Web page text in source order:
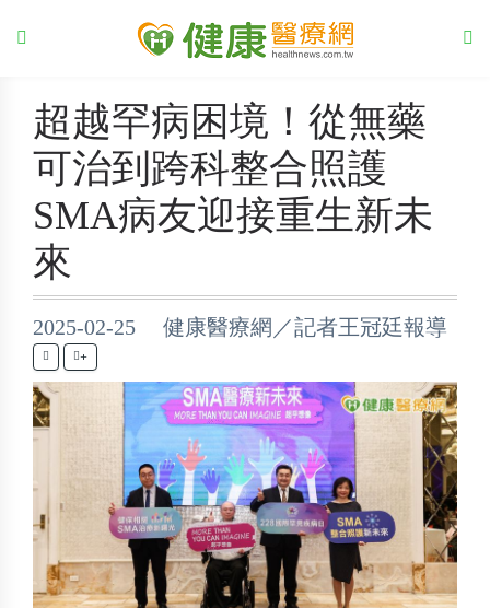
超越罕病困境！從無藥
可治到跨科整合照護
SMA病友迎接重生新未
來
2025-02-25 健康醫療網／記者王冠廷報導
+